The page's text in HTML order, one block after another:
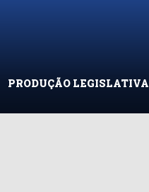
PRODUÇÃO LEGISLATIVA